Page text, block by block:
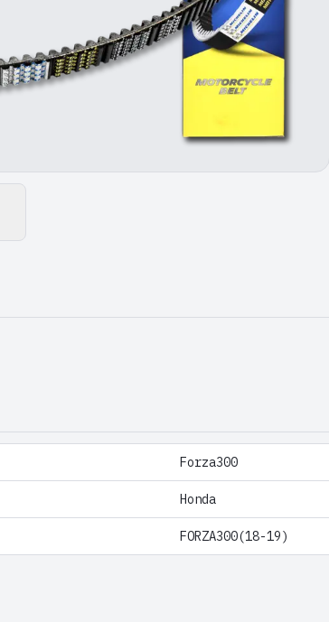
Forza300
Honda
FORZA300(18-19)